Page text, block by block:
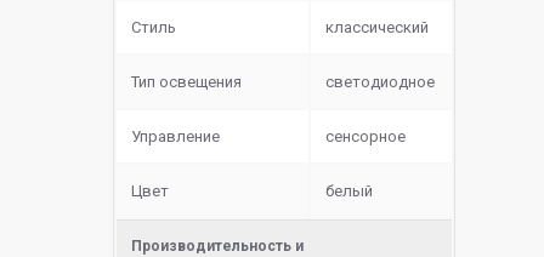
Стиль классический
Тип освещения светодиодное
Управление сенсорное
Цвет белый
Производительность и